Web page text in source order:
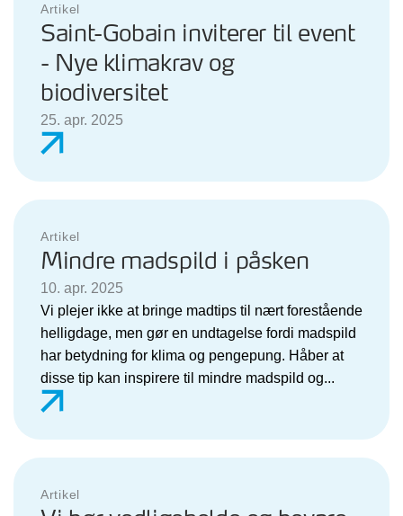
Artikel
Saint-Gobain inviterer til event
- Nye klimakrav og
biodiversitet
25. apr. 2025
Artikel
Mindre madspild i påsken
10. apr. 2025
Vi plejer ikke at bringe madtips til nært forestående
helligdage, men gør en undtagelse fordi madspild
har betydning for klima og pengepung. Håber at
disse tip kan inspirere til mindre madspild og...
Artikel